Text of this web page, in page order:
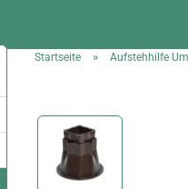
Startseite » Aufstehhilfe